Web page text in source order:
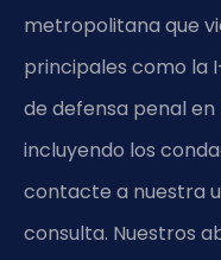
metropolitana que
principales como la
de defensa penal
incluyendo los
contacte a nuestra
consulta. Nuestros